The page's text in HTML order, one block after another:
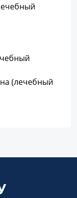
(лечебный